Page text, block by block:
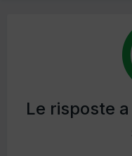
Le risposte